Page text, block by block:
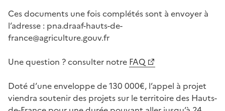
Ces documents une fois complétés sont à envoyer à
l’adresse : pna.draaf-hauts-de-
france@agriculture.gouv.fr
Une question ? consulter notre FAQ
Doté d’une enveloppe de 130 000€, l’appel à projet
viendra soutenir des projets sur le territoire des Hauts-